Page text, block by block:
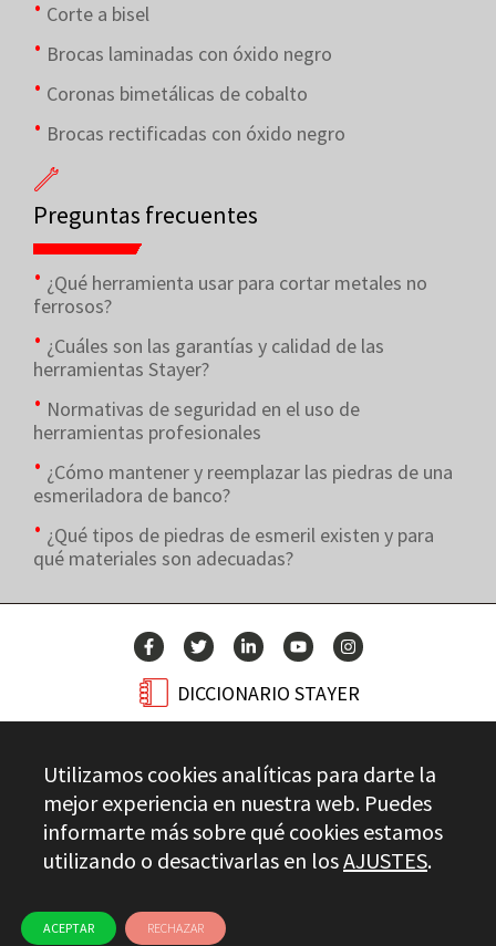
Corte a bisel
Brocas laminadas con óxido negro
Coronas bimetálicas de cobalto
Brocas rectificadas con óxido negro
Preguntas frecuentes
¿Qué herramienta usar para cortar metales no
ferrosos?
¿Cuáles son las garantías y calidad de las
herramientas Stayer?
Normativas de seguridad en el uso de
herramientas profesionales
¿Cómo mantener y reemplazar las piedras de una
esmeriladora de banco?
¿Qué tipos de piedras de esmeril existen y para
qué materiales son adecuadas?
DICCIONARIO STAYER
CONTACTO
Stayer.es © 2026
PRIVACIDAD
CANAL ÉTICO
Utilizamos cookies analíticas para darte la
mejor experiencia en nuestra web. Puedes
informarte más sobre qué cookies estamos
utilizando o desactivarlas en losAJUSTES.
ACEPTAR RECHAZAR